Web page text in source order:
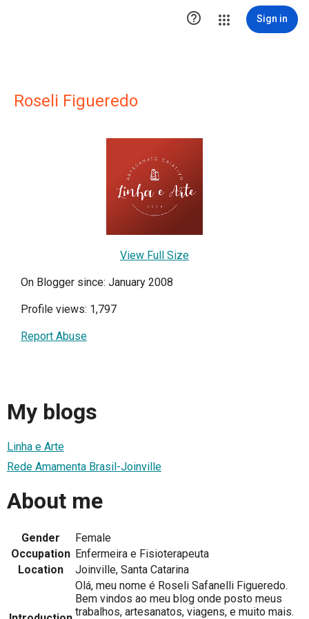
 Sign in
Roseli Figueredo
View Full Size
On Blogger since: January 2008
Profile views: 1,797
Report Abuse
My blogs
Linha e Arte
Rede Amamenta Brasil-Joinville
About me
Gender
Female
Occupation Enfermeira e Fisioterapeuta
Location
Joinville, Santa Catarina
Olá, meu nome é Roseli Safanelli Figueredo.
Bem vindos ao meu blog onde posto meus
trabalhos, artesanatos, viagens, e muito mais.